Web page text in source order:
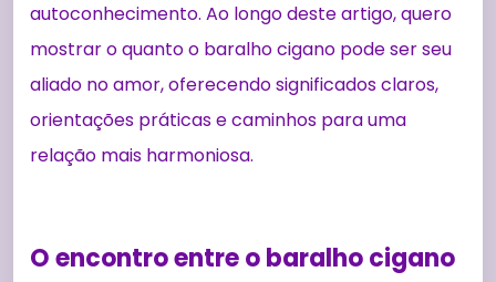
autoconhecimento. Ao longo deste artigo, quero
mostrar o quanto o baralho cigano pode ser seu
aliado no amor, oferecendo significados claros,
orientações práticas e caminhos para uma
relação mais harmoniosa.
O encontro entre o baralho cigano